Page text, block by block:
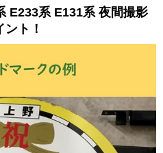
E233系 E131系 夜間撮影
ト！